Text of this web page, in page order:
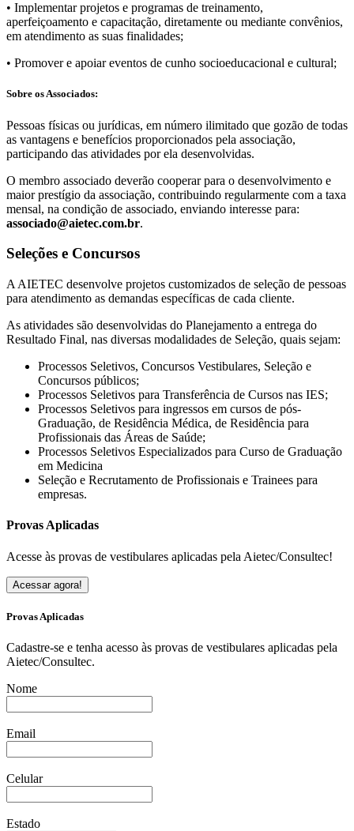
• Implementar projetos e programas de treinamento,
aperfeiçoamento e capacitação, diretamente ou mediante convênios,
em atendimento as suas finalidades;
• Promover e apoiar eventos de cunho socioeducacional e cultural;
Sobre os Associados:
Pessoas fí­sicas ou jurí­dicas, em número ilimitado que gozão de todas
as vantagens e benefí­cios proporcionados pela associação,
participando das atividades por ela desenvolvidas.
O membro associado deverão cooperar para o desenvolvimento e
maior prestí­gio da associação, contribuindo regularmente com a taxa
mensal, na condição de associado, enviando interesse para:
associado@aietec.com.br.
Seleções e Concursos
A AIETEC desenvolve projetos customizados de seleção de pessoas
para atendimento as demandas específicas de cada cliente.
As atividades são desenvolvidas do Planejamento a entrega do
Resultado Final, nas diversas modalidades de Seleção, quais sejam:
Processos Seletivos, Concursos Vestibulares, Seleção e
Concursos públicos;
Processos Seletivos para Transferência de Cursos nas IES;
Processos Seletivos para ingressos em cursos de pós-
Graduação, de Residência Médica, de Residência para
Profissionais das Áreas de Saúde;
Processos Seletivos Especializados para Curso de Graduação
em Medicina
Seleção e Recrutamento de Profissionais e Trainees para
empresas.
Provas Aplicadas
Acesse às provas de vestibulares aplicadas pela Aietec/Consultec!
Acessar agora!
Provas Aplicadas
Cadastre-se e tenha acesso às provas de vestibulares aplicadas pela
Aietec/Consultec.
Nome
Email
Celular
Estado